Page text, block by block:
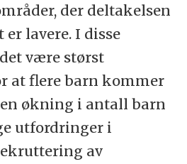
der deltakelsen
lavere. I disse
være størst
at flere barn kommer
økning i antall barn
utfordringer i
av